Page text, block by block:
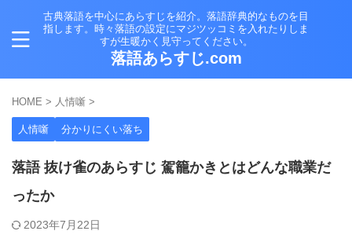
古典落語を中心にあらすじを紹介。落語辞典的なものを目
指します。時々落語の設定にマジツッコミを入れたりしま
すが生暖かく見守ってください。
落語あらすじ.com
HOME > 人情噺 >
人情噺 分かりにくい落ち
落語 抜け雀のあらすじ 駕籠かきとはどんな職業だ
ったか
2023年7月22日